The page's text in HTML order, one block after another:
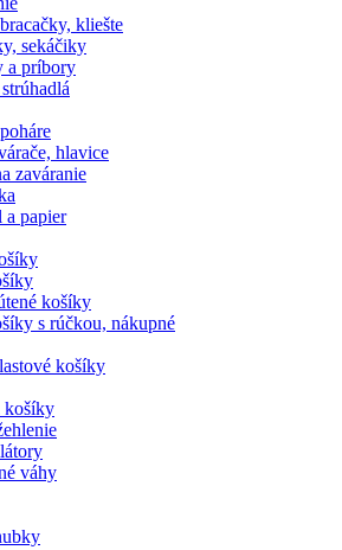
kliešte
sekáčiky
a príbory
hlavice
zaváranie
papier
košíky
s rúčkou, nákupné
košíky
košíky
váhy